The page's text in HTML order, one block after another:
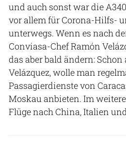
und auch sonst war die
vor allem für Corona-Hilfs-
unterwegs. Wenn es nach
Conviasa-Chef Ramón
das aber bald ändern: Schon
Velázquez, wolle man
Passagierdienste von
Moskau anbieten. Im
Flüge nach China, Italien